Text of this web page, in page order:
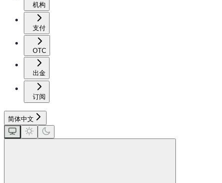
机构
支付
OTC
出金
订阅
简体中文